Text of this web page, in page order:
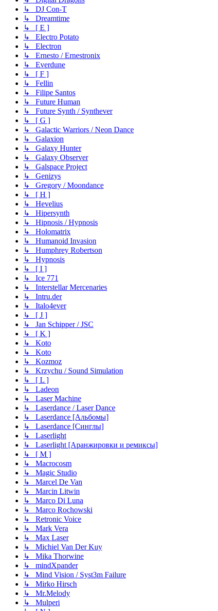
↳ DJ Con-T
↳ Dreamtime
↳ [ E ]
↳ Electro Potato
↳ Electron
↳ Ernesto / Ernestronix
↳ Everdune
↳ [ F ]
↳ Fellin
↳ Filipe Santos
↳ Future Human
↳ Future Synth / Synthever
↳ [ G ]
↳ Galactic Warriors / Neon Dance
↳ Galaxion
↳ Galaxy Hunter
↳ Galaxy Observer
↳ Galspace Project
↳ Genizys
↳ Gregory / Moondance
↳ [ H ]
↳ Hevelius
↳ Hipersynth
↳ Hipnosis / Hypnosis
↳ Holomatrix
↳ Humanoid Invasion
↳ Humphrey Robertson
↳ Hypnosis
↳ [ I ]
↳ Ice 771
↳ Interstellar Mercenaries
↳ Intru.der
↳ Italo4ever
↳ [ J ]
↳ Jan Schipper / JSC
↳ [ K ]
↳ Koto
↳ Koto
↳ Kozmoz
↳ Krzychu / Sound Simulation
↳ [ L ]
↳ Ladeon
↳ Laser Machine
↳ Laserdance / Laser Dance
↳ Laserdance [Альбомы]
↳ Laserdance [Синглы]
↳ Laserlight
↳ Laserlight [Аранжировки и ремиксы]
↳ [ M ]
↳ Macrocosm
↳ Magic Studio
↳ Marcel De Van
↳ Marcin Litwin
↳ Marco Di Luna
↳ Marco Rochowski
↳ Retronic Voice
↳ Mark Vera
↳ Max Laser
↳ Michiel Van Der Kuy
↳ Mika Thorwine
↳ mindXpander
↳ Mind Vision / Syst3m Failure
↳ Mirko Hirsch
↳ Mr.Melody
↳ Mulperi